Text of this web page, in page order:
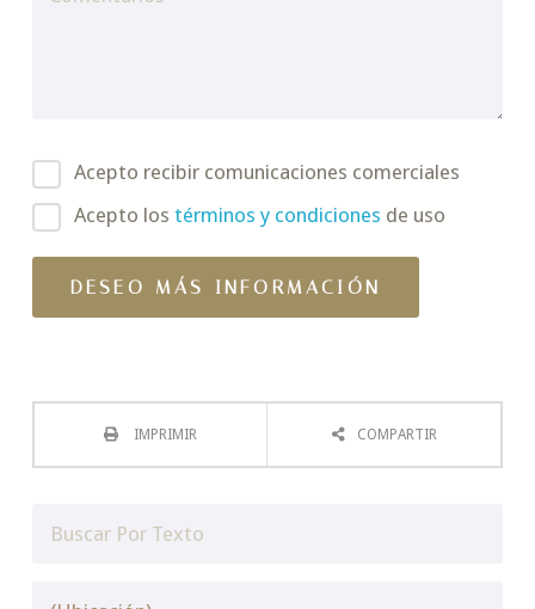
Acepto recibir comunicaciones comerciales
Acepto los términos y condiciones de uso
IMPRIMIR COMPARTIR